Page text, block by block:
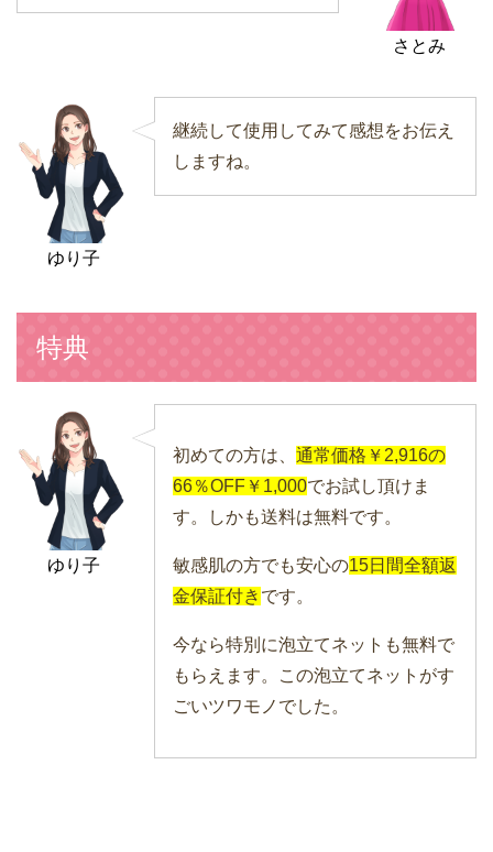
さとみ
ゆり子
継続して使用してみて感想をお伝え
しますね。
特典
ゆり子
初めての方は、通常価格￥2,916の
66％OFF￥1,000でお試し頂けま
す。しかも送料は無料です。
敏感肌の方でも安心の15日間全額返
金保証付き です。
今なら特別に泡立てネットも無料で
もらえます。この泡立てネットがす
ごいツワモノでした。